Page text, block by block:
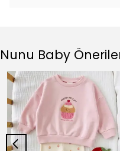
Nunu Baby